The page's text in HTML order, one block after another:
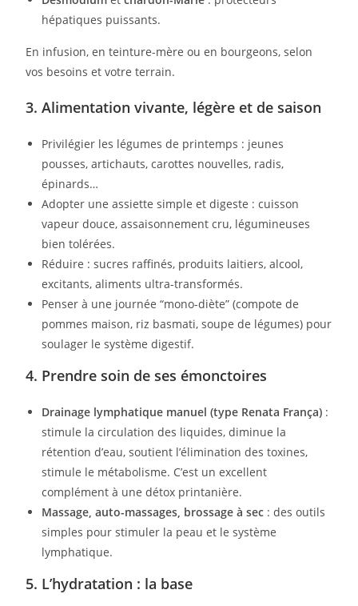
hépatiques puissants.
En infusion, en teinture-mère ou en bourgeons, selon
vos besoins et votre terrain.
3. Alimentation vivante, légère et de saison
Privilégier les légumes de printemps : jeunes
pousses, artichauts, carottes nouvelles, radis,
épinards…
Adopter une assiette simple et digeste : cuisson
vapeur douce, assaisonnement cru, légumineuses
bien tolérées.
Réduire : sucres raffinés, produits laitiers, alcool,
excitants, aliments ultra-transformés.
Penser à une journée “mono-diète” (compote de
pommes maison, riz basmati, soupe de légumes) pour
soulager le système digestif.
4. Prendre soin de ses émonctoires
Drainage lymphatique manuel (type Renata França) :
stimule la circulation des liquides, diminue la
rétention d’eau, soutient l’élimination des toxines,
stimule le métabolisme. C’est un excellent
complément à une détox printanière.
Massage, auto-massages, brossage à sec : des outils
simples pour stimuler la peau et le système
lymphatique.
5. L’hydratation : la base